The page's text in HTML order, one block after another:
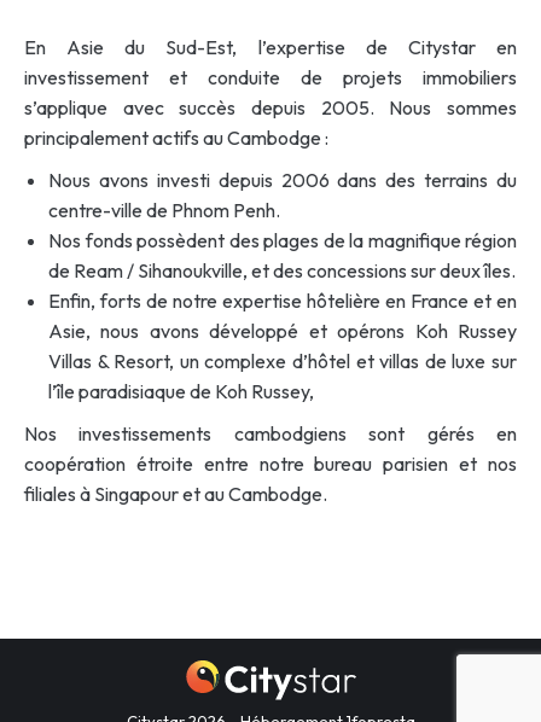
En Asie du Sud-Est, l’expertise de Citystar en
investissement et conduite de projets immobiliers
s’applique avec succès depuis 2005. Nous sommes
principalement actifs au Cambodge :
Nous avons investi depuis 2006 dans des terrains du
centre-ville de Phnom Penh.
Nos fonds possèdent des plages de la magnifique région
de Ream / Sihanoukville, et des concessions sur deux îles.
Enfin, forts de notre expertise hôtelière en France et en
Asie, nous avons développé et opérons Koh Russey
Villas & Resort, un complexe d’hôtel et villas de luxe sur
l’île paradisiaque de Koh Russey,
Nos investissements cambodgiens sont gérés en
coopération étroite entre notre bureau parisien et nos
filiales à Singapour et au Cambodge.